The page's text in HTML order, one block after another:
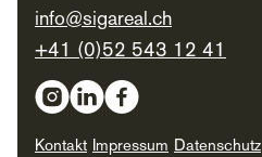
info@sigareal.ch
+41 (0)52 543 12 41
Social Media
Kontakt Impressum Datenschutz